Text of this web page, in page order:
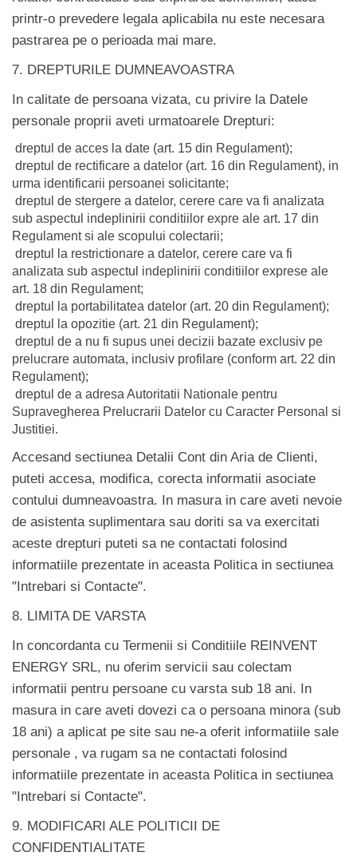
printr-o prevedere legala aplicabila nu este necesara
pastrarea pe o perioada mai mare.
7. DREPTURILE DUMNEAVOASTRA
In calitate de persoana vizata, cu privire la Datele
personale proprii aveti urmatoarele Drepturi:
dreptul de acces la date (art. 15 din Regulament);
dreptul de rectificare a datelor (art. 16 din Regulament), in
urma identificarii persoanei solicitante;
dreptul de stergere a datelor, cerere care va fi analizata
sub aspectul indeplinirii conditiilor expre ale art. 17 din
Regulament si ale scopului colectarii;
dreptul la restrictionare a datelor, cerere care va fi
analizata sub aspectul indeplinirii conditiilor exprese ale
art. 18 din Regulament;
dreptul la portabilitatea datelor (art. 20 din Regulament);
dreptul la opozitie (art. 21 din Regulament);
dreptul de a nu fi supus unei decizii bazate exclusiv pe
prelucrare automata, inclusiv profilare (conform art. 22 din
Regulament);
dreptul de a adresa Autoritatii Nationale pentru
Supravegherea Prelucrarii Datelor cu Caracter Personal si
Justitiei.
Accesand sectiunea Detalii Cont din Aria de Clienti,
puteti accesa, modifica, corecta informatii asociate
contului dumneavoastra. In masura in care aveti nevoie
de asistenta suplimentara sau doriti sa va exercitati
aceste drepturi puteti sa ne contactati folosind
informatiile prezentate in aceasta Politica in sectiunea
"Intrebari si Contacte".
8. LIMITA DE VARSTA
In concordanta cu Termenii si Conditiile REINVENT
ENERGY SRL, nu oferim servicii sau colectam
informatii pentru persoane cu varsta sub 18 ani. In
masura in care aveti dovezi ca o persoana minora (sub
18 ani) a aplicat pe site sau ne-a oferit informatiile sale
personale , va rugam sa ne contactati folosind
informatiile prezentate in aceasta Politica in sectiunea
"Intrebari si Contacte".
9. MODIFICARI ALE POLITICII DE
CONFIDENTIALITATE